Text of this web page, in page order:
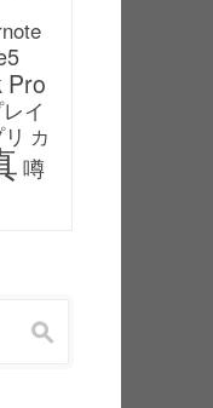
Pro
イ
カ
噂
s